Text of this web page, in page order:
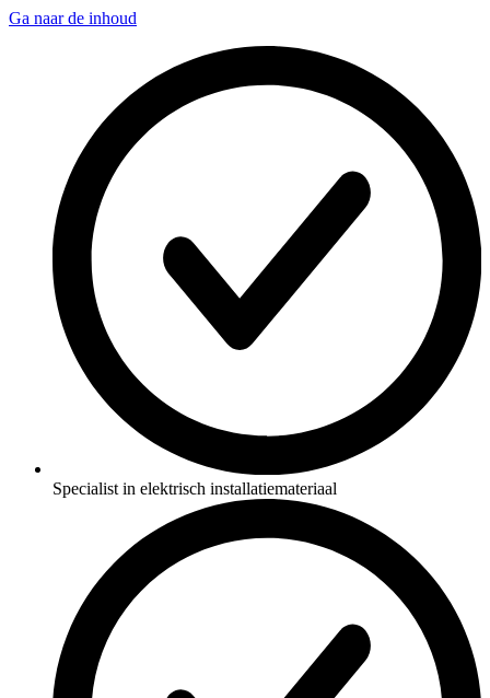
Ga naar de inhoud
Specialist in elektrisch installatiemateriaal